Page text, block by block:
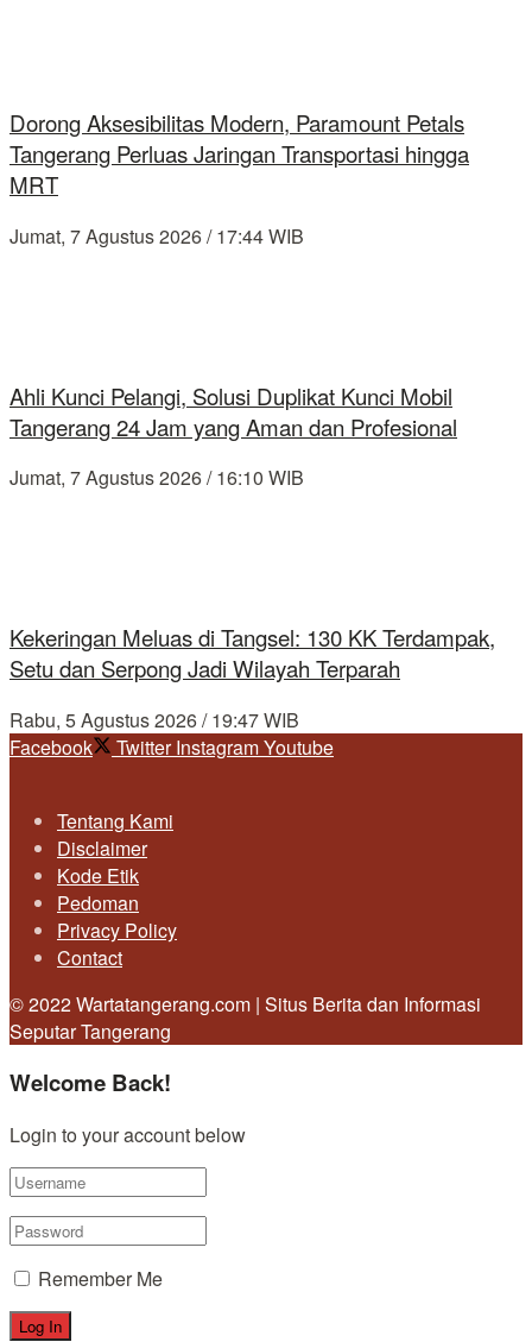
Dorong Aksesibilitas Modern, Paramount Petals
Tangerang Perluas Jaringan Transportasi hingga
MRT
Jumat, 7 Agustus 2026 / 17:44 WIB
Ahli Kunci Pelangi, Solusi Duplikat Kunci Mobil
Tangerang 24 Jam yang Aman dan Profesional
Jumat, 7 Agustus 2026 / 16:10 WIB
Kekeringan Meluas di Tangsel: 130 KK Terdampak,
Setu dan Serpong Jadi Wilayah Terparah
Rabu, 5 Agustus 2026 / 19:47 WIB
Facebook
Twitter InstagramYoutube
Tentang Kami
Disclaimer
Kode Etik
Pedoman
Privacy Policy
Contact
© 2022 Wartatangerang.com | Situs Berita dan Informasi
Seputar Tangerang
Welcome Back!
Login to your account below
Remember Me